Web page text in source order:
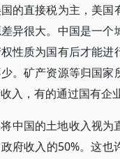
的直接税为主，美
异很大。中国是一
性质为国有后才能
。矿产资源等归国
入，有的通过国有企
中国的土地收入视为
府收入的50%。这也